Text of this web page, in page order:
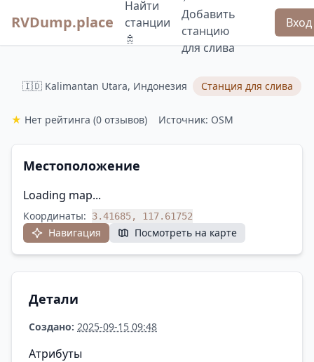
RVDump.place
Найти
станции
🚿
Добавить
станцию
для слива
Вход
🇮🇩 Kalimantan Utara, Индонезия Станция для слива
★ Нет рейтинга (0 отзывов) Источник: OSM
Местоположение
Loading map...
Координаты: 3.41685, 117.61752
Навигация Посмотреть на карте
Детали
Создано: 2025-09-15 09:48
Атрибуты